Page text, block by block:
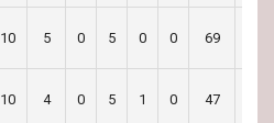
10 5 0 5 0 0 69
10 4 0 5 1 0 47